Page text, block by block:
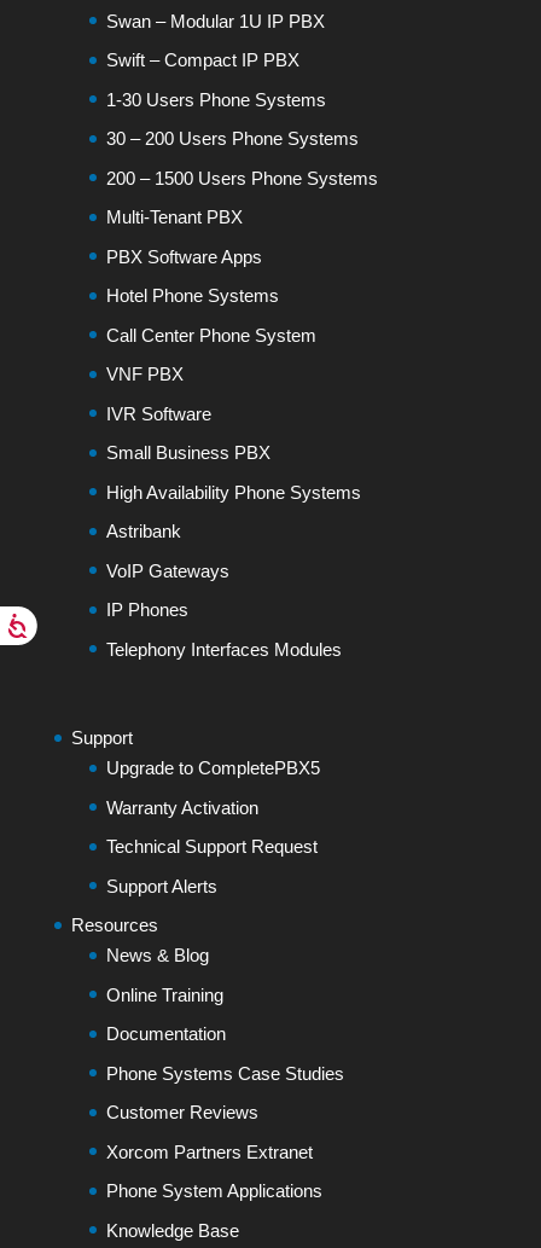
Swan – Modular 1U IP PBX
Swift – Compact IP PBX
1-30 Users Phone Systems
30 – 200 Users Phone Systems
200 – 1500 Users Phone Systems
Multi-Tenant PBX
PBX Software Apps
Hotel Phone Systems
Call Center Phone System
VNF PBX
IVR Software
Small Business PBX
High Availability Phone Systems
Astribank
VoIP Gateways
IP Phones
Telephony Interfaces Modules
Support
Upgrade to CompletePBX5
Warranty Activation
Technical Support Request
Support Alerts
Resources
News & Blog
Online Training
Documentation
Phone Systems Case Studies
Customer Reviews
Xorcom Partners Extranet
Phone System Applications
Knowledge Base